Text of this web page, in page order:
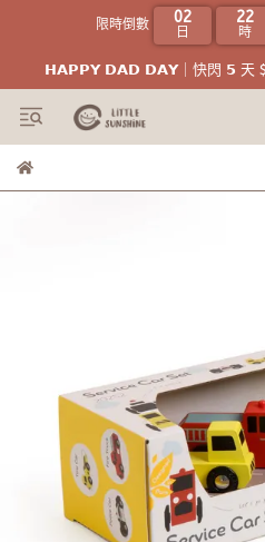
限時倒數 02
日
22
時
𝗛𝗔𝗣𝗣𝗬 𝗗𝗔𝗗 𝗗𝗔𝗬｜快閃 𝟱 天